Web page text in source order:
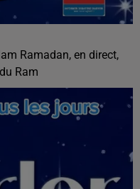
Ramadan, en direct,
Ram